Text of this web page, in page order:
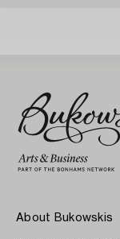
About Bukowskis